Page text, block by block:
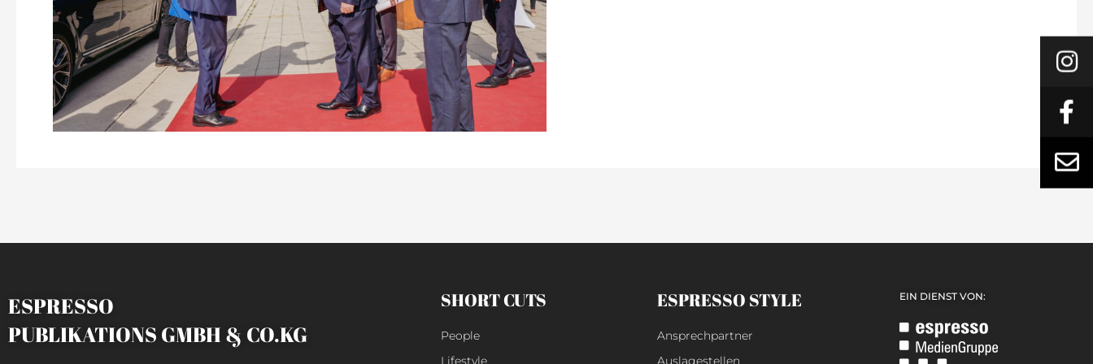
ESPRESSO
PUBLIKATIONS GMBH & CO.KG
SHORT CUTS
People
Lifestyle
ESPRESSO STYLE
Ansprechpartner
Auslagestellen
EIN DIENST VON: